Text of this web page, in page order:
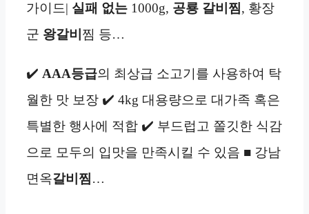
가이드| 실패 없는 1000g, 공룡 갈비찜, 황장
군 왕갈비 찜 등…
✔️ AAA등급의 최상급 소고기를 사용하여 탁
월한 맛 보장 ✔️ 4kg 대용량으로 대가족 혹은
특별한 행사에 적합 ✔️ 부드럽고 쫄깃한 식감
으로 모두의 입맛을 만족시킬 수 있음 ■ 강남
면옥갈비찜…